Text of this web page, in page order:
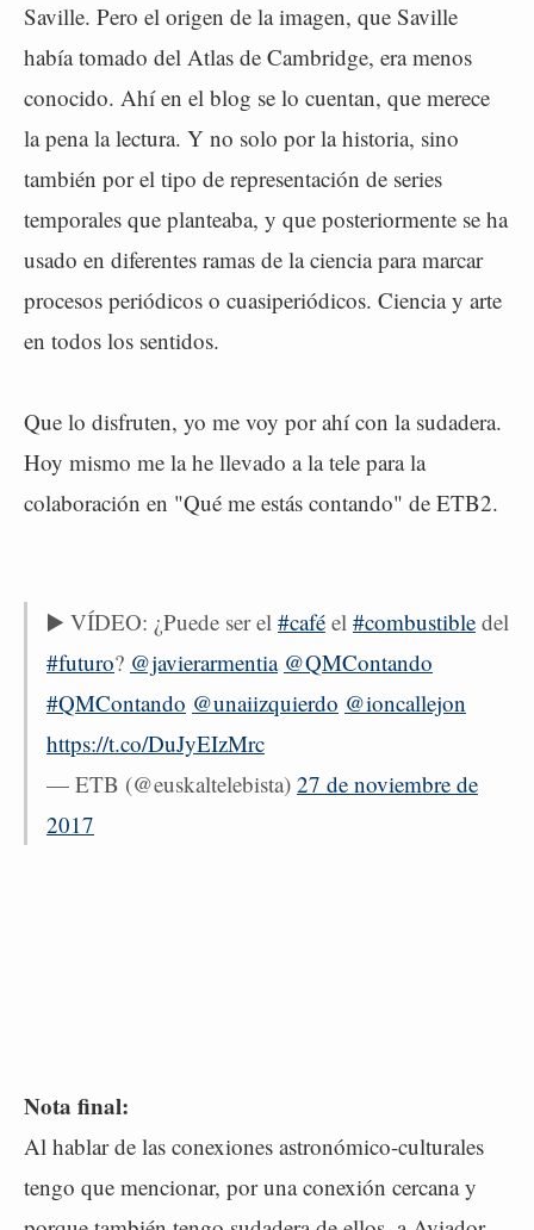
Saville. Pero el origen de la imagen, que Saville
había tomado del Atlas de Cambridge, era menos
conocido. Ahí en el blog se lo cuentan, que merece
la pena la lectura. Y no solo por la historia, sino
también por el tipo de representación de series
temporales que planteaba, y que posteriormente se ha
usado en diferentes ramas de la ciencia para marcar
procesos periódicos o cuasiperiódicos. Ciencia y arte
en todos los sentidos.
Que lo disfruten, yo me voy por ahí con la sudadera.
Hoy mismo me la he llevado a la tele para la
colaboración en "Qué me estás contando" de ETB2.
▶️ VÍDEO: ¿Puede ser el #café el #combustible del
#futuro? @javierarmentia @QMContando
#QMContando @unaiizquierdo @ioncallejon
https://t.co/DuJyEIzMrc
— ETB (@euskaltelebista) 27 de noviembre de
2017
Nota final:
Al hablar de las conexiones astronómico-culturales
tengo que mencionar, por una conexión cercana y